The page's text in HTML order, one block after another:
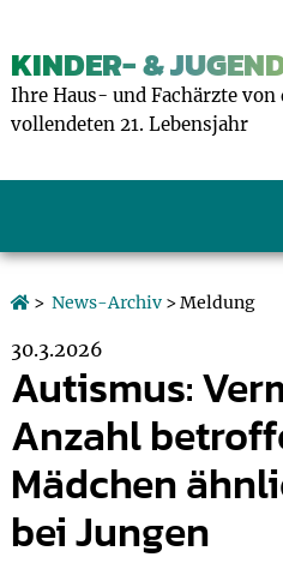
KINDER- &
Ihre Haus- und Fachärzte von
vollendeten 21. Lebensjahr
> News-Archiv> Meldung
30.3.2026
Autismus:
Anzahl
Mädchen
bei Jungen